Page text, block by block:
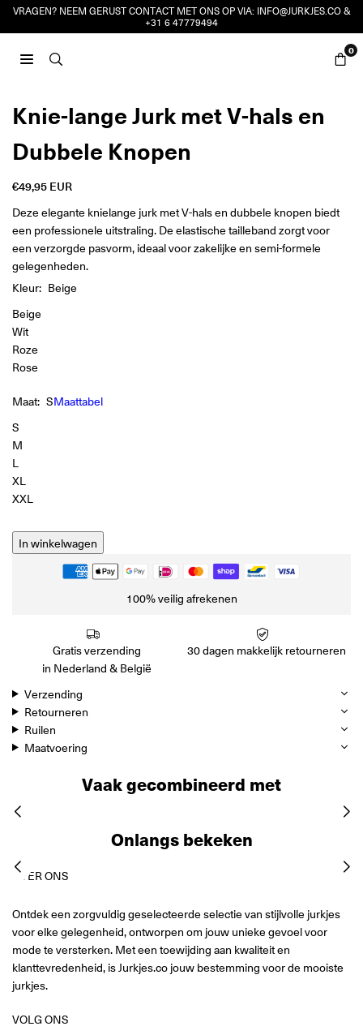
VRAGEN? NEEM GERUST CONTACT MET ONS OP VIA: INFO@JURKJES.CO&
+31 6 47779494
0
Knie-lange Jurk met V-hals en
Dubbele Knopen
Reguliere
prijs
€49,95 EUR
Deze elegante knielange jurk met V-hals en dubbele knopen biedt
een professionele uitstraling. De elastische tailleband zorgt voor
een verzorgde pasvorm, ideaal voor zakelijke en semi-formele
gelegenheden.
Kleur: Beige
Beige
Wit
Roze
Rose
Maat: SMaattabel
S
M
L
XL
XXL
In winkelwagen
100% veilig afrekenen
Gratis verzending
in Nederland & België
30 dagen makkelijk retourneren
Verzending
Retourneren
Ruilen
Maatvoering
Vaak gecombineerd met
Onlangs bekeken
OVER ONS
Ontdek een zorgvuldig geselecteerde selectie van stijlvolle jurkjes
voor elke gelegenheid, ontworpen om jouw unieke gevoel voor
mode te versterken. Met een toewijding aan kwaliteit en
klanttevredenheid, is Jurkjes.co jouw bestemming voor de mooiste
jurkjes.
VOLG ONS